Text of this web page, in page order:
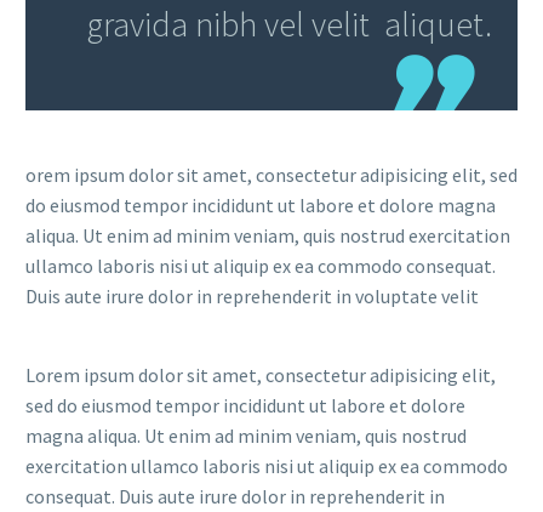
gravida nibh vel velit aliquet.
orem ipsum dolor sit amet, consectetur adipisicing elit, sed
do eiusmod tempor incididunt ut labore et dolore magna
aliqua. Ut enim ad minim veniam, quis nostrud exercitation
ullamco laboris nisi ut aliquip ex ea commodo consequat.
Duis aute irure dolor in reprehenderit in voluptate velit
Lorem ipsum dolor sit amet, consectetur adipisicing elit,
sed do eiusmod tempor incididunt ut labore et dolore
magna aliqua. Ut enim ad minim veniam, quis nostrud
exercitation ullamco laboris nisi ut aliquip ex ea commodo
consequat. Duis aute irure dolor in reprehenderit in